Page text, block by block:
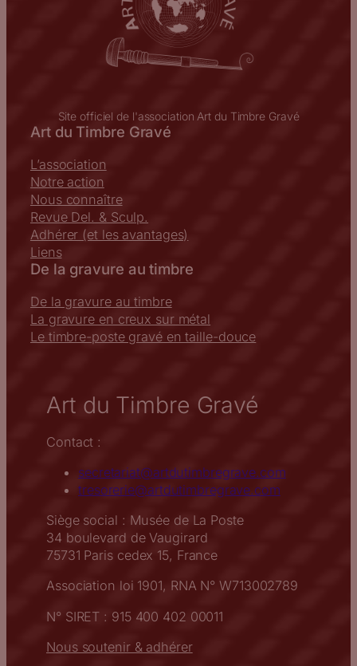
Site officiel de l'association Art du Timbre Gravé
Art du Timbre Gravé
L’association
Notre action
Nous connaître
Revue Del. & Sculp.
Adhérer (et les avantages)
Liens
De la gravure au timbre
De la gravure au timbre
La gravure en creux sur métal
Le timbre-poste gravé en taille-douce
Art du Timbre Gravé
Contact :
secretariat@artdutimbregrave.com
tresorerie@artdutimbregrave.com
Siège social : Musée de La Poste
34 boulevard de Vaugirard
75731 Paris cedex 15, France
Association loi 1901, RNA N° W713002789
N° SIRET : 915 400 402 00011
Nous soutenir & adhérer